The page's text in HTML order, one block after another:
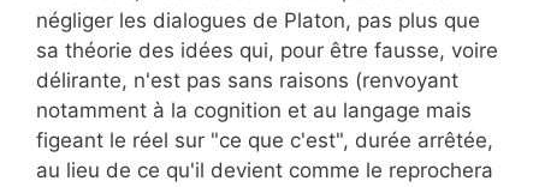
négliger les dialogues de Platon, pas plus que
sa théorie des idées qui, pour être fausse, voire
délirante, n'est pas sans raisons (renvoyant
notamment à la cognition et au langage mais
figeant le réel sur "ce que c'est", durée arrêtée,
au lieu de ce qu'il devient comme le reprochera